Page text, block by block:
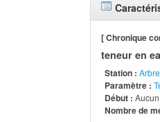
[ Chronique
teneur en
Station :
Paramètre :
Début : Aucun
Nombre de